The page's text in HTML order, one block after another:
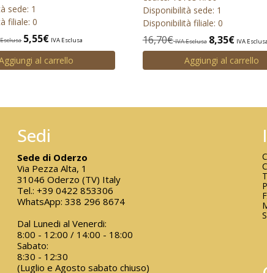
sede: 1
filiale: 0
5,55€ IVA Esclusa
al carrello
Disponibilità sede: 1
Disponibilità filiale: 0
16,70€ IVA Esclusa 8,35€ IVA Esclusa
Aggiungi al carrello
Sedi
Sede di Oderzo
Via Pezza Alta, 1
31046 Oderzo (TV) Italy
Tel.: +39 0422 853306
WhatsApp: 338 296 8674
Dal Lunedi al Venerdi:
8:00 - 12:00 / 14:00 - 18:00
Sabato:
8:30 - 12:30
(Luglio e Agosto sabato chiuso)